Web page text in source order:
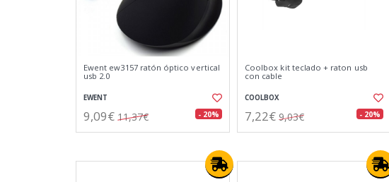
Ewent ew3157 ratón óptico vertical
usb 2.0
EWENT
9,09€ 11,37€ - 20%
Coolbox kit teclado + raton usb
con cable
COOLBOX
7,22€ 9,03€ - 20%